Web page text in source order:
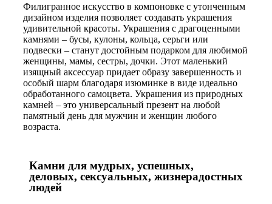
Филигранное искусство в компоновке с утонченным
дизайном изделия позволяет создавать украшения
удивительной красоты. Украшения с драгоценными
камнями ‒ бусы, кулоны, кольца, серьги или
подвески ‒ станут достойным подарком для любимой
женщины, мамы, сестры, дочки. Этот маленький
изящный аксессуар придает образу завершенность и
особый шарм благодаря изюминке в виде идеально
обработанного самоцвета. Украшения из природных
камней – это универсальный презент на любой
памятный день для мужчин и женщин любого
возраста.
Камни для мудрых, успешных,
деловых, сексуальных, жизнерадостных
людей